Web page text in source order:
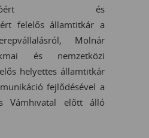
és
felelős államtitkár a
Molnár
és nemzetközi
helyettes államtitkár
fejlődésével a
Vámhivatal előtt álló